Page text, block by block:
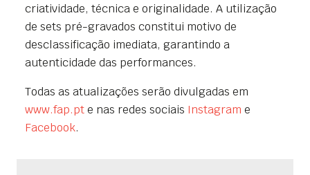
criatividade, técnica e originalidade. A utilização
de sets pré-gravados constitui motivo de
desclassificação imediata, garantindo a
autenticidade das performances.
Todas as atualizações serão divulgadas em
www.fap.pte nas redes sociais Instagram e
Facebook.